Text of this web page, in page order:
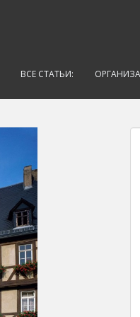
ВСЕ СТАТЬИ: